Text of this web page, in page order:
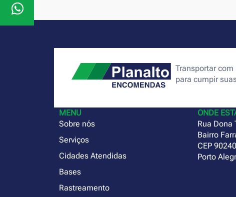
Transportar
para cumpir
MENU
Sobre nós
Serviços
Cidades Atendidas
Bases
Rastreamento
ONDE
Rua Dona
Bairro
CEP
Porto